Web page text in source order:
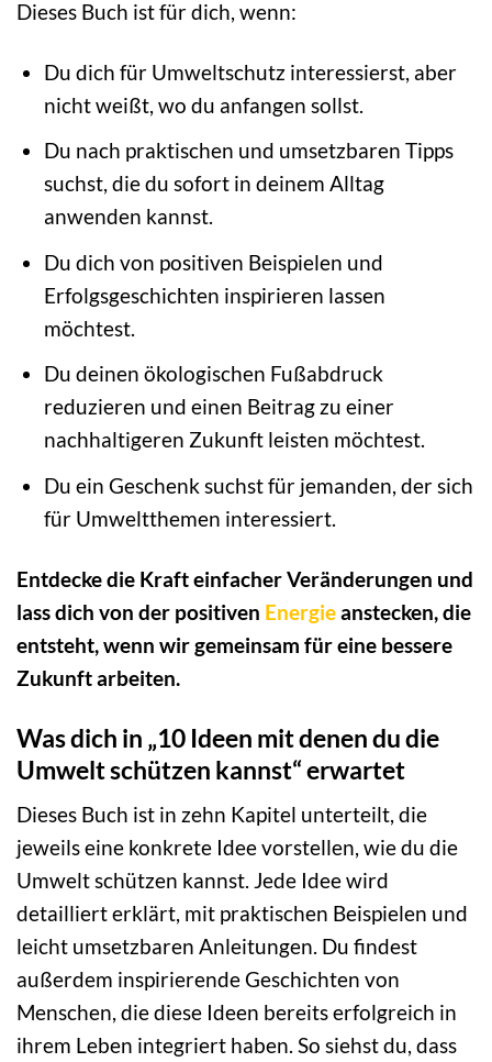
Dieses Buch ist für dich, wenn:
Du dich für Umweltschutz interessierst, aber
nicht weißt, wo du anfangen sollst.
Du nach praktischen und umsetzbaren Tipps
suchst, die du sofort in deinem Alltag
anwenden kannst.
Du dich von positiven Beispielen und
Erfolgsgeschichten inspirieren lassen
möchtest.
Du deinen ökologischen Fußabdruck
reduzieren und einen Beitrag zu einer
nachhaltigeren Zukunft leisten möchtest.
Du ein Geschenk suchst für jemanden, der sich
für Umweltthemen interessiert.
Entdecke die Kraft einfacher Veränderungen und
lass dich von der positiven Energieanstecken, die
entsteht, wenn wir gemeinsam für eine bessere
Zukunft arbeiten.
Was dich in „10 Ideen mit denen du die
Umwelt schützen kannst“ erwartet
Dieses Buch ist in zehn Kapitel unterteilt, die
jeweils eine konkrete Idee vorstellen, wie du die
Umwelt schützen kannst. Jede Idee wird
detailliert erklärt, mit praktischen Beispielen und
leicht umsetzbaren Anleitungen. Du findest
außerdem inspirierende Geschichten von
Menschen, die diese Ideen bereits erfolgreich in
ihrem Leben integriert haben. So siehst du, dass